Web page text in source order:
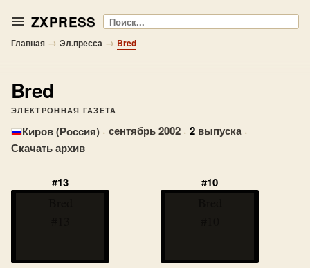
ZXPRESS Поиск
Главная → Эл.пресса → Bred
Bred
ЭЛЕКТРОННАЯ ГАЗЕТА
Киров (Россия) · сентябрь 2002 · 2 выпуска ·
Скачать архив
#13 #10